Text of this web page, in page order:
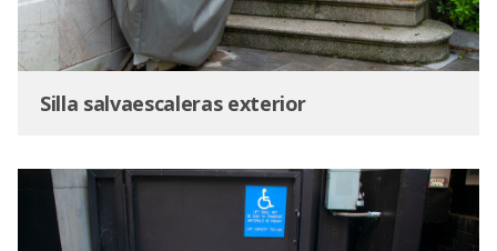
Silla salvaescaleras exterior